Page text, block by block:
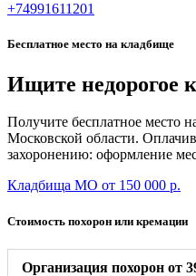
+74991611201
Бесплатное место на кладбище
Ищите недорогое
Получите бесплатное место
Московской области.
захоронению: оформление
Кладбища МО от 150 000 р.
Стоимость похорон или кремации
Организация похорон от